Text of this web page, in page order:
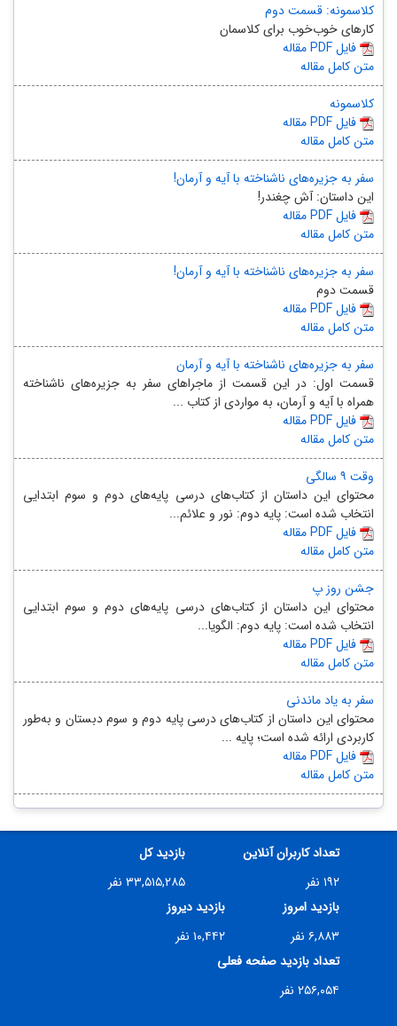
کلاسمونه: قسمت دوم
کارهای خوب‌خوب برای کلاسمان
مقاله PDF فایل
متن کامل مقاله
کلاسمونه
مقاله PDF فایل
متن کامل مقاله
سفر به جزیره‌های ناشناخته با آیه و آرمان!
این داستان: آش چغندر!
مقاله PDF فایل
متن کامل مقاله
سفر به جزیره‌های ناشناخته با آیه و آرمان!
قسمت دوم
مقاله PDF فایل
متن کامل مقاله
سفر به جزیره‌های ناشناخته با آیه و آرمان
قسمت اول: در این قسمت از ماجراهای سفر به جزیره‌های ناشناخته
همراه با آیه و آرمان، به مواردی از کتاب ...
مقاله PDF فایل
متن کامل مقاله
وقت ۹ سالگی
محتوای این داستان از کتاب‌های درسی پایه‌های دوم و سوم ابتدایی
انتخاب شده است: پایه‌ دوم: نور و علائم...
مقاله PDF فایل
متن کامل مقاله
جشن روز پ
محتوای این داستان از کتاب‌های درسی پایه‌‌های دوم و سوم ابتدایی
انتخاب شده ‌است: پایه‌ دوم: الگویا...
مقاله PDF فایل
متن کامل مقاله
سفر به یاد ماندنی
محتوای این داستان از کتاب‌های درسی پایه‌ دوم و سوم دبستان و به‌طور
کاربردی ارائه شده‌ است؛ پایه‌ ...
مقاله PDF فایل
متن کامل مقاله
تعداد کاربران آنلاین
۱۹۲ نفر
بازدید کل
۳۳,۵۱۵,۲۸۵ نفر
بازدید امروز
۶,۸۸۳ نفر
بازدید دیروز
۱۰,۴۴۲ نفر
تعداد بازدید صفحه فعلی
۲۵۶,۰۵۴ نفر